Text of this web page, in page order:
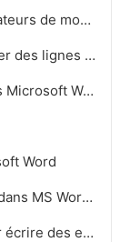
Comment permettre à plusieurs utilisateurs de modifier un document Word 2007 MS
Comment faire pour rapidement ajouter des lignes dans un tableau Word Microsoft
Comment faire un organigramme dans Microsoft Word
Word
Comment faire des documents créés dans MS Word 2007 compatible avec MS Word 2003
Comment utiliser Microsoft Word pour écrire des expressions algébriques